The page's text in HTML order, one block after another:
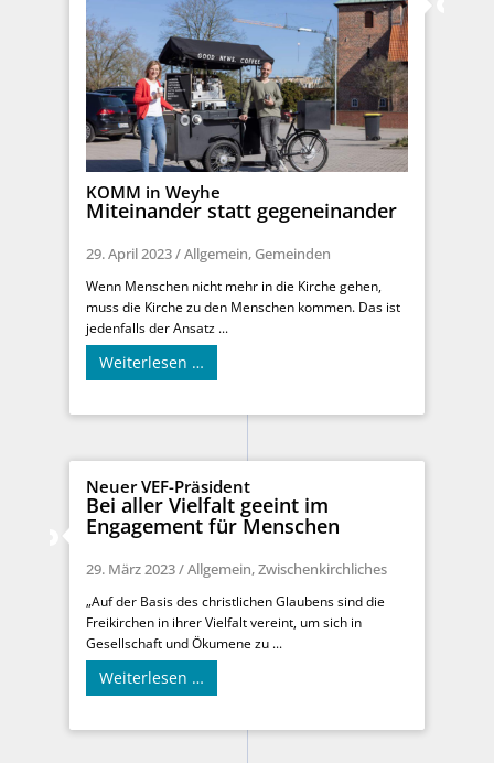
KOMM in Weyhe
Miteinander statt gegeneinander
29. April 2023/Allgemein, Gemeinden
Wenn Menschen nicht mehr in die Kirche gehen,
muss die Kirche zu den Menschen kommen. Das ist
jedenfalls der Ansatz ...
Weiterlesen …
Neuer VEF-Präsident
Bei aller Vielfalt geeint im
Engagement für Menschen
29. März 2023/Allgemein,Zwischenkirchliches
„Auf der Basis des christlichen Glaubens sind die
Freikirchen in ihrer Vielfalt vereint, um sich in
Gesellschaft und Ökumene zu ...
Weiterlesen …